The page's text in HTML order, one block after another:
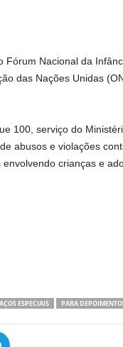
Fórum Nacional da
das Nações Unidas
100, serviço do
abusos e violações
crianças e
ESPECIAIS PARA